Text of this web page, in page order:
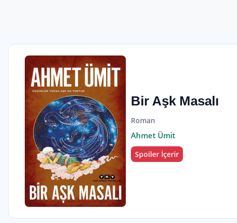
Bir Aşk Masalı
Roman
Ahmet Ümit
Spoiler İçerir